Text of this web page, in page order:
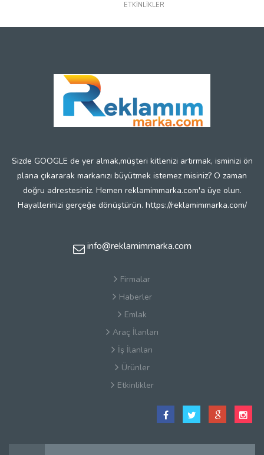
ETKİNLİKLER
Sizde GOOGLE de yer almak,müşteri kitlenizi artırmak, isminizi ön
plana çıkararak markanızı büyütmek istemez misiniz? O zaman
doğru adrestesiniz. Hemen reklamimmarka.com'a üye olun.
Hayallerinizi gerçeğe dönüştürün. https://reklamimmarka.com/
info@reklamimmarka.com
Firmalar
Haberler
Emlak
Araç İlanları
İş İlanları
Ürünler
Etkinlikler
Satış Sözleşmesi